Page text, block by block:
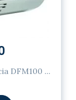
DFM100 ...